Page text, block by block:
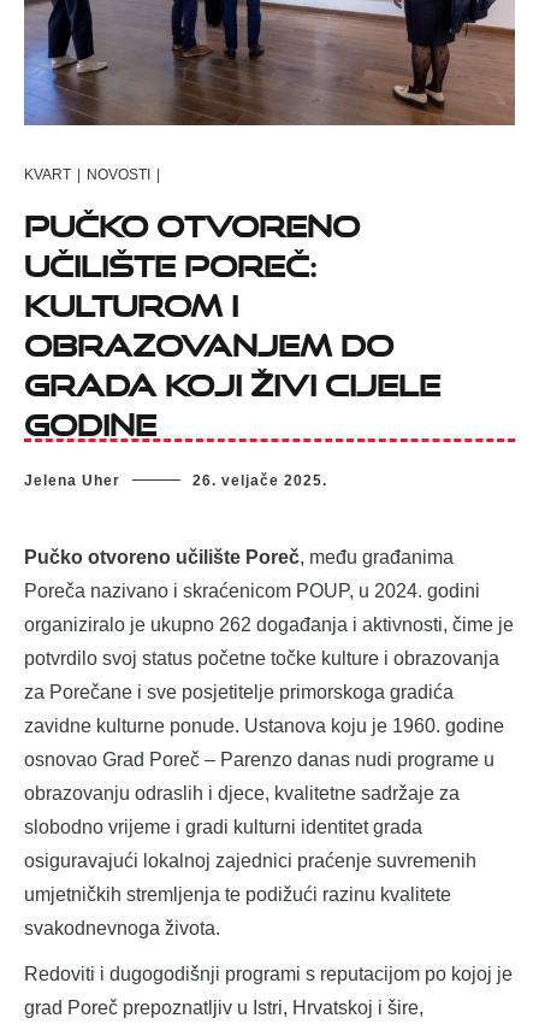
KVART | NOVOSTI |
Pučko otvoreno
učilište Poreč:
Kulturom i
obrazovanjem do
grada koji živi cijele
godine
Jelena Uher 26. veljače 2025.
Pučko otvoreno učilište Poreč, među građanima
Poreča nazivano i skraćenicom POUP, u 2024. godini
organiziralo je ukupno 262 događanja i aktivnosti, čime je
potvrdilo svoj status početne točke kulture i obrazovanja
za Porečane i sve posjetitelje primorskoga gradića
zavidne kulturne ponude. Ustanova koju je 1960. godine
osnovao Grad Poreč – Parenzo danas nudi programe u
obrazovanju odraslih i djece, kvalitetne sadržaje za
slobodno vrijeme i gradi kulturni identitet grada
osiguravajući lokalnoj zajednici praćenje suvremenih
umjetničkih stremljenja te podižući razinu kvalitete
svakodnevnoga života.
Redoviti i dugogodišnji programi s reputacijom po kojoj je
grad Poreč prepoznatljiv u Istri, Hrvatskoj i šire,